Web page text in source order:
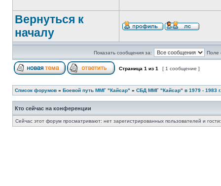
Вернуться к
началу
Показать сообщения за: Поле
Страница 1 из 1 [ 1 сообщение ]
Список форумов » Боевой путь ММГ "Кайсар" » СБД ММГ "Кайсар" в 1979 - 1983
Кто сейчас на конференции
Сейчас этот форум просматривают: нет зарегистрированных пользователей и